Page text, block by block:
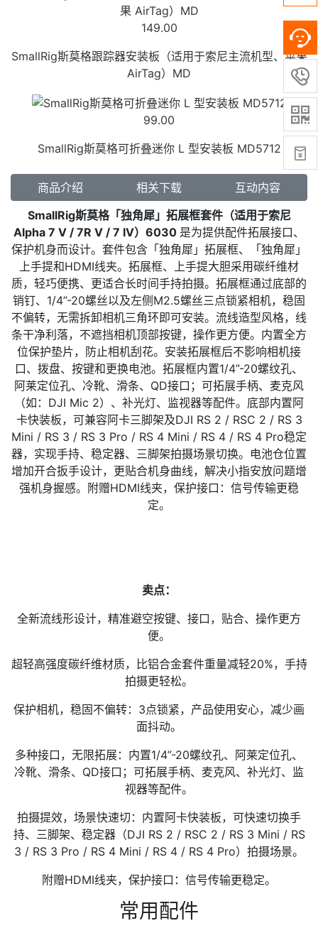



149.00
SmallRig斯莫格跟踪器安装板（适用于索尼主流机型、苹果
AirTag）MD
99.00
SmallRig斯莫格可折叠迷你 L 型安装板 MD5712
商品介绍 相关下载
互动内容
SmallRig斯莫格「独角犀」拓展框套件（适用于索尼
Alpha 7 V / 7R V / 7 IV）6030 是为提供配件拓展接口、
保护机身而设计。套件包含「独角犀」拓展框、「独角犀」
上手提和HDMI线夹。拓展框、上手提大胆采用碳纤维材
质，轻巧便携、更适合长时间手持拍摄。拓展框通过底部的
销钉、1/4”-20螺丝以及左侧M2.5螺丝三点锁紧相机，稳固
不偏转，无需拆卸相机三角环即可安装。流线造型风格，线
条干净利落，不遮挡相机顶部按键，操作更方便。内置全方
位保护垫片，防止相机刮花。安装拓展框后不影响相机接
口、拨盘、按键和更换电池。拓展框内置1/4”-20螺纹孔、
阿莱定位孔、冷靴、滑条、QD接口；可拓展手柄、麦克风
（如：DJI Mic 2）、补光灯、监视器等配件。底部内置阿
卡快装板，可兼容阿卡三脚架及DJI RS 2 / RSC 2 / RS 3
Mini / RS 3 / RS 3 Pro / RS 4 Mini / RS 4 / RS 4 Pro稳定
器，实现手持、稳定器、三脚架拍摄场景切换。电池仓位置
增加开合扳手设计，更贴合机身曲线，解决小指安放问题增
强机身握感。附赠HDMI线夹，保护接口：信号传输更稳
定。
卖点：
全新流线形设计，精准避空按键、接口，贴合、操作更方
便。
超轻高强度碳纤维材质，比铝合金套件重量减轻20%，手持
拍摄更轻松。
保护相机，稳固不偏转：3点锁紧，产品使用安心，减少画
面抖动。
多种接口，无限拓展：内置1/4”-20螺纹孔、阿莱定位孔、
冷靴、滑条、QD接口；可拓展手柄、麦克风、补光灯、监
视器等配件。
拍摄提效，场景快速切：内置阿卡快装板，可快速切换手
持、三脚架、稳定器（DJI RS 2 / RSC 2 / RS 3 Mini / RS
3 / RS 3 Pro / RS 4 Mini / RS 4 / RS 4 Pro）拍摄场景。
附赠HDMI线夹，保护接口：信号传输更稳定。
常用配件